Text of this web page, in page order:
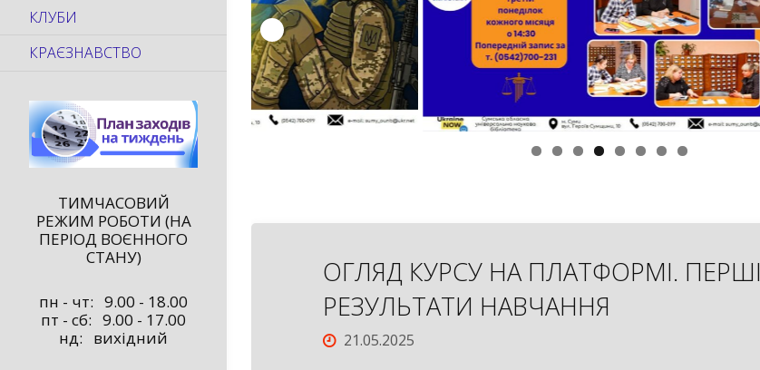
ОГЛЯД КУРСУ НА ПЛАТФОРМІ. ПЕРШІ
РЕЗУЛЬТАТИ НАВЧАННЯ
21.05.2025
КЛУБИ
КРАЄЗНАВСТВО
ТИМЧАСОВИЙ
РЕЖИМ РОБОТИ (НА
ПЕРІОД ВОЄННОГО
СТАНУ)
пн - чт: 9.00 - 18.00
пт - сб: 9.00 - 17.00
нд: вихідний